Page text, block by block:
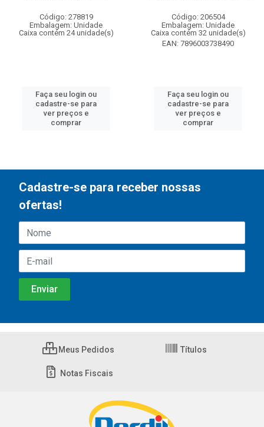
Código: 278819
Embalagem: Unidade
Caixa contém 24 unidade(s)
Faça seu login ou
cadastre-se para
ver preços e
comprar
Código: 206504
Embalagem: Unidade
Caixa contém 32 unidade(s)
EAN: 7896003738490
Faça seu login ou
cadastre-se para
ver preços e
comprar
Cadastre-se para receber nossas
ofertas!
Meus Pedidos Títulos
Notas Fiscais